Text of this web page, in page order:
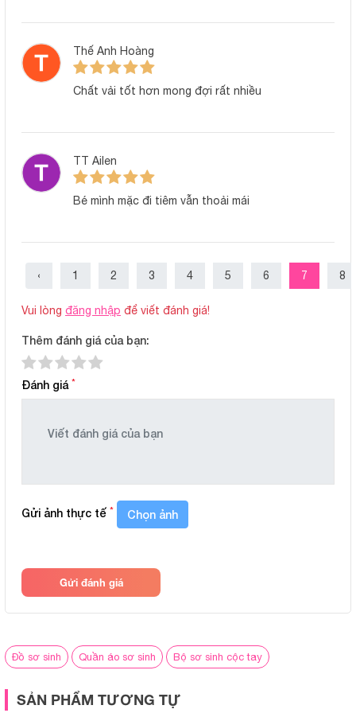
Thông số sản phẩm
BẢNG THÔNG SỐ CHI TIẾT
Chất liệu:
Màu sắc & họa tiết:
Màu pastel nhẹ nhàng, in hình
gái
Giặt ủi:
Giao hàng:
Giao toàn quốc, tư vấn chọn
Thế Anh Hoàng
Chất vải tốt hơn mong đợi rất nhiều
TT Ailen
Bé mình mặc đi tiêm vẫn thoải mái
‹ 1 2 3 4 5 6 7 8
Vui lòng đăng nhập để viết đánh giá!
Thêm đánh giá của bạn:
Đánh giá *
Gửi ảnh thực tế * Chọn ảnh
Gửi đánh giá
Đồ sơ sinh Quần áo sơ sinh Bộ sơ sinh cộc tay
SẢN PHẨM TƯƠNG TỰ